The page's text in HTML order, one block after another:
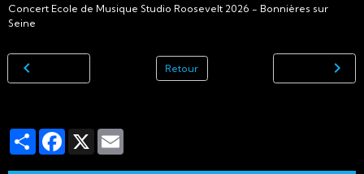
Concert Ecole de Musique Studio Roosevelt 2026 - Bonnières sur
Seine
Retour
PartagerFacebook
X